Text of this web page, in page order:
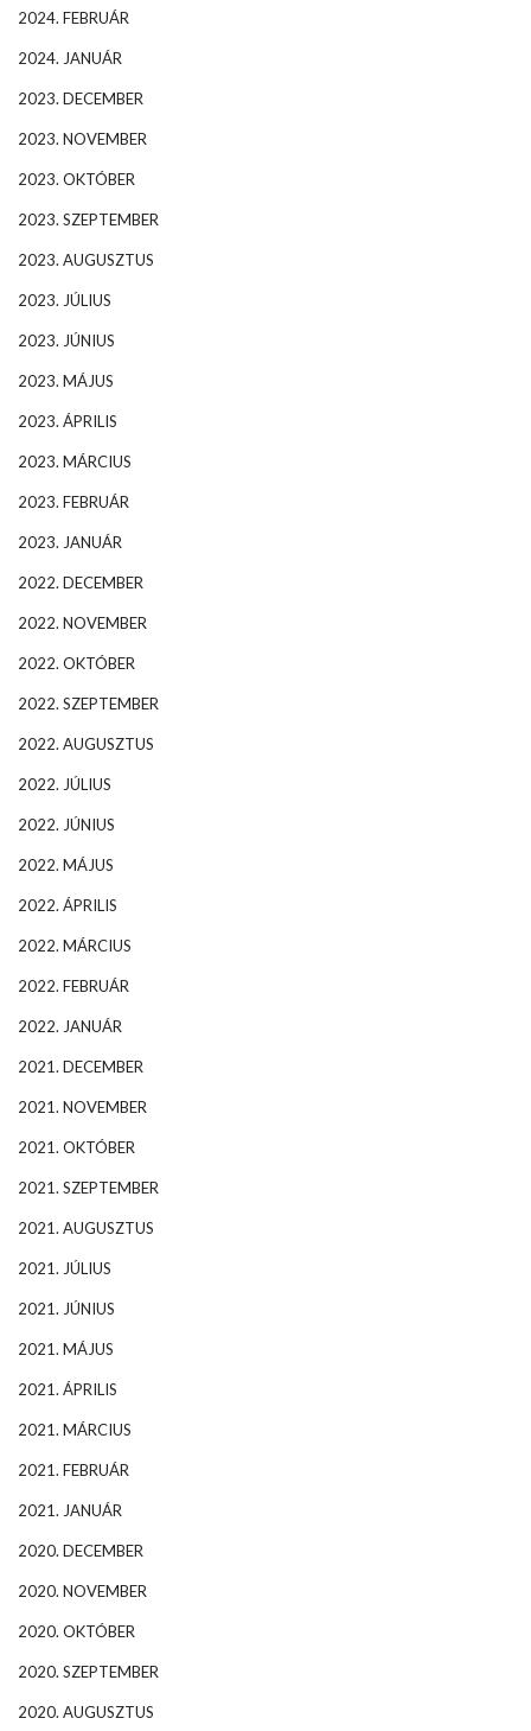
2024. FEBRUÁR
2024. JANUÁR
2023. DECEMBER
2023. NOVEMBER
2023. OKTÓBER
2023. SZEPTEMBER
2023. AUGUSZTUS
2023. JÚLIUS
2023. JÚNIUS
2023. MÁJUS
2023. ÁPRILIS
2023. MÁRCIUS
2023. FEBRUÁR
2023. JANUÁR
2022. DECEMBER
2022. NOVEMBER
2022. OKTÓBER
2022. SZEPTEMBER
2022. AUGUSZTUS
2022. JÚLIUS
2022. JÚNIUS
2022. MÁJUS
2022. ÁPRILIS
2022. MÁRCIUS
2022. FEBRUÁR
2022. JANUÁR
2021. DECEMBER
2021. NOVEMBER
2021. OKTÓBER
2021. SZEPTEMBER
2021. AUGUSZTUS
2021. JÚLIUS
2021. JÚNIUS
2021. MÁJUS
2021. ÁPRILIS
2021. MÁRCIUS
2021. FEBRUÁR
2021. JANUÁR
2020. DECEMBER
2020. NOVEMBER
2020. OKTÓBER
2020. SZEPTEMBER
2020. AUGUSZTUS